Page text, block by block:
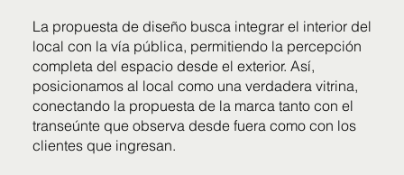
La propuesta de diseño busca integrar el interior del
local con la vía pública, permitiendo la percepción
completa del espacio desde el exterior. Así,
posicionamos al local como una verdadera vitrina,
conectando la propuesta de la marca tanto con el
transeúnte que observa desde fuera como con los
clientes que ingresan.